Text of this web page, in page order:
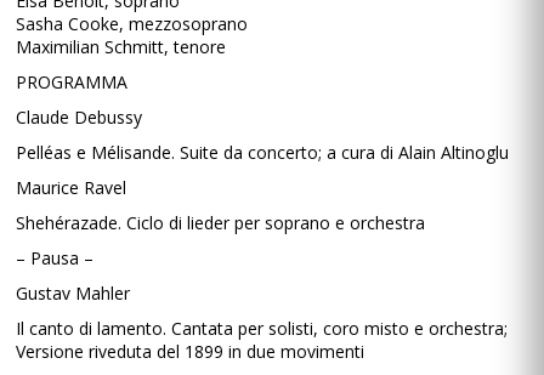
Sasha Cooke, mezzosoprano
Maximilian Schmitt, tenore
PROGRAMMA
Claude Debussy
Pelléas e Mélisande. Suite da concerto; a cura di Alain Altinoglu
Maurice Ravel
Shehérazade. Ciclo di lieder per soprano e orchestra
– Pausa –
Gustav Mahler
Il canto di lamento. Cantata per solisti, coro misto e orchestra;
Versione riveduta del 1899 in due movimenti